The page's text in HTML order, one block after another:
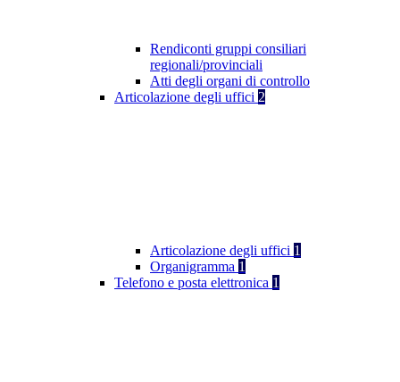
Rendiconti gruppi consiliari
regionali/provinciali
Atti degli organi di controllo
Articolazione degli uffici 2
Articolazione degli uffici 1
Organigramma 1
Telefono e posta elettronica 1